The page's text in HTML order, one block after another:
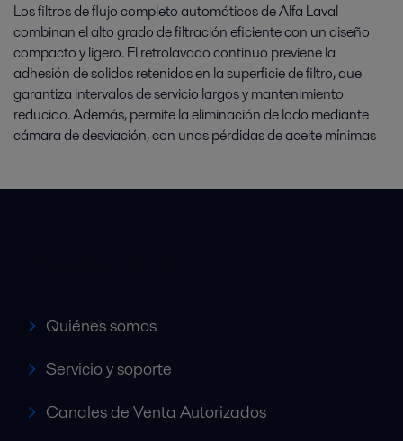
Los filtros de flujo completo automáticos de Alfa Laval
combinan el alto grado de filtración eficiente con un diseño
compacto y ligero. El retrolavado continuo previene la
adhesión de solidos retenidos en la superficie de filtro, que
garantiza intervalos de servicio largos y mantenimiento
reducido. Además, permite la eliminación de lodo mediante
cámara de desviación, con unas pérdidas de aceite mínimas
Quiénes somos
Servicio y soporte
Canales de Venta Autorizados